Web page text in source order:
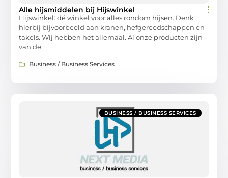
Alle hijsmiddelen bij Hijswinkel
Hijswinkel: dé winkel voor alles rondom hijsen. Denk
hierbij bijvoorbeeld aan kranen, hefgereedschappen en
takels. Wij hebben het allemaal. Al onze producten zijn
van de
Business / Business Services
BUSINESS / BUSINESS SERVICES